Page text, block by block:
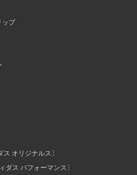
ップ
ス オリジナルス〕
ダス パフォーマンス〕